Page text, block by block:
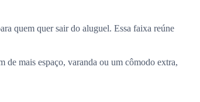
quem quer sair do aluguel. Essa faixa reúne
de mais espaço, varanda ou um cômodo extra,